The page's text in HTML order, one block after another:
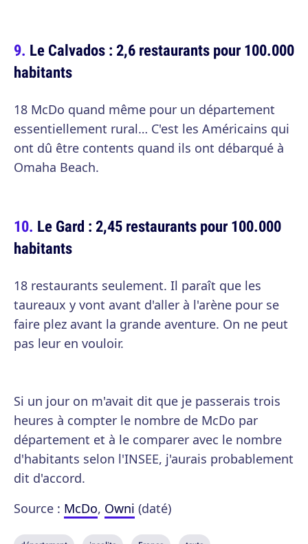
Le Calvados : 2,6 restaurants pour 100.000
habitants
18 McDo quand même pour un département
essentiellement rural… C'est les Américains qui
ont dû être contents quand ils ont débarqué à
Omaha Beach.
Le Gard : 2,45 restaurants pour 100.000
habitants
18 restaurants seulement. Il paraît que les
taureaux y vont avant d'aller à l'arène pour se
faire plez avant la grande aventure. On ne peut
pas leur en vouloir.
Si un jour on m'avait dit que je passerais trois
heures à compter le nombre de McDo par
département et à le comparer avec le nombre
d'habitants selon l'INSEE, j'aurais probablement
dit d'accord.
Source : McDo, Owni (daté)